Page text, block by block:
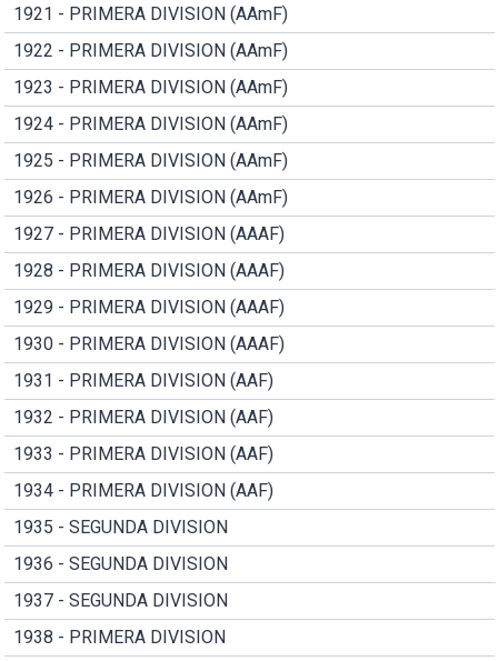
1921 - PRIMERA DIVISION (AAmF)
1922 - PRIMERA DIVISION (AAmF)
1923 - PRIMERA DIVISION (AAmF)
1924 - PRIMERA DIVISION (AAmF)
1925 - PRIMERA DIVISION (AAmF)
1926 - PRIMERA DIVISION (AAmF)
1927 - PRIMERA DIVISION (AAAF)
1928 - PRIMERA DIVISION (AAAF)
1929 - PRIMERA DIVISION (AAAF)
1930 - PRIMERA DIVISION (AAAF)
1931 - PRIMERA DIVISION (AAF)
1932 - PRIMERA DIVISION (AAF)
1933 - PRIMERA DIVISION (AAF)
1934 - PRIMERA DIVISION (AAF)
1935 - SEGUNDA DIVISION
1936 - SEGUNDA DIVISION
1937 - SEGUNDA DIVISION
1938 - PRIMERA DIVISION